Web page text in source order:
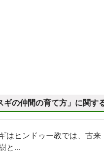
ギの仲間の育て方」に関す
はヒンドゥー教では、古来
と...